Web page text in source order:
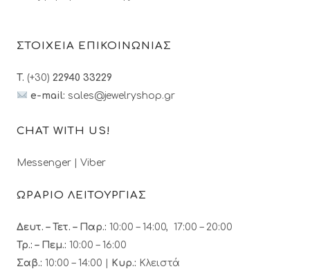
ΣΤΟΙΧΕΙΑ ΕΠΙΚΟΙΝΩΝΙΑΣ
T. (+30) 22940 33229
e-mail: sales@jewelryshop.gr
CHAT WITH US!
Messenger Viber
ΩΡΑΡΙΟ ΛΕΙΤΟΥΡΓΙΑΣ
Δευτ. – Τετ. – Παρ.: 10:00 – 14:00, 17:00 – 20:00
Τρ.: – Πεμ.: 10:00 – 16:00
Σαβ.: 10:00 – 14:00 | Κυρ.: Κλειστά